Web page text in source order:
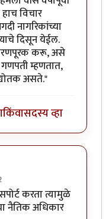
विचार
नागरिकांच्या
दिसून येईल.
करू, असे
म्हणतात,
असते."
किंवासदस्य व्हा
करता त्यामुळे
नैतिक अधिकार